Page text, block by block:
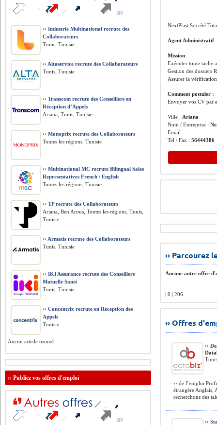
NextPlast Société
Agent Administratif
Mission:
Exécuter toute tache
Gestion des dossiers
Assurer la
Comment postuler :
Envoyer vos CV par
Ville : Ariana
Nom / Entreprise :
Email :
Tel / Fax :56444386
››
Aucune autre offre
| 0 | 206
›› Offres
››
›› de l’emploi
étrangère Anglais,
recherchons des
››
›› Industrie Multinational recrute des
Collaborateurs
Tunis, Tunisie
›› Altaservice recrute des Collaborateurs
Tunis, Tunisie
›› Transcom recrute des Conseillers en
Réception d’Appels
Ariana, Tunis, Tunisie
›› Monoprix recrute des Collaborateurs
Toutes les régions, Tunisie
›› Multinational MC recrute Bilingual Sales
Representatives French / English
Toutes les régions, Tunisie
›› TP recrute des Collaborateurs
Ariana, Ben Arous, Toutes les régions, Tunis,
Tunisie
›› Armatis recrute des Collaborateurs
Tunis, Tunisie
›› IKI Assurance recrute des Conseillers
Mutuelle Santé
Tunis, Tunisie
›› Concentrix recrute en Réception des
Appels
Tunisie
Aucun article trouvé.
››Publiez vos offres d'emploi